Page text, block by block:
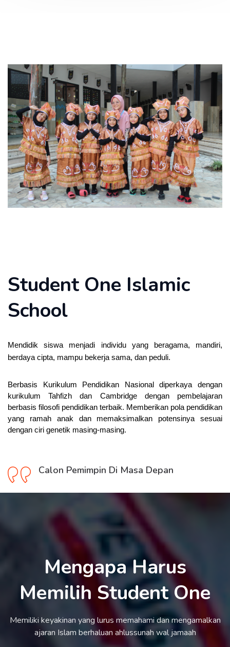
Student One Islamic
School
Mendidik siswa menjadi individu yang beragama, mandiri,
berdaya cipta, mampu bekerja sama, dan peduli.
Berbasis Kurikulum Pendidikan Nasional diperkaya dengan
kurikulum Tahfizh dan Cambridge dengan pembelajaran
berbasis filosofi pendidikan terbaik. Memberikan pola pendidikan
yang ramah anak dan memaksimalkan potensinya sesuai
dengan ciri genetik masing-masing.
Calon Pemimpin Di Masa Depan
Mengapa Harus
Memilih Student One
Memiliki keyakinan yang lurus memahami dan mengamalkan
ajaran Islam berhaluan ahlussunah wal jamaah